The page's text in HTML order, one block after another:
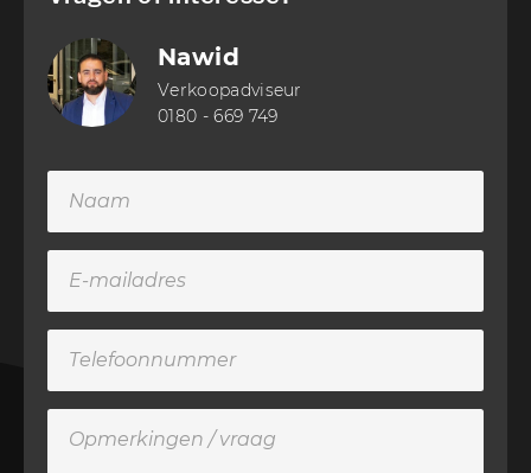
Nawid
Verkoopadviseur
0180 - 669 749